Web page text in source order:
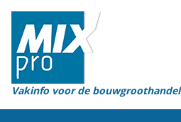
Vakinfo voor de bouwgroothandel
Home
Magazines
Organisaties